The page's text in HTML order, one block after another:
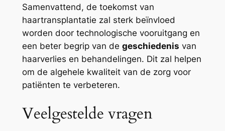
Samenvattend, de toekomst van
haartransplantatie zal sterk beïnvloed
worden door technologische vooruitgang en
een beter begrip van de geschiedenis van
haarverlies en behandelingen. Dit zal helpen
om de algehele kwaliteit van de zorg voor
patiënten te verbeteren.
Veelgestelde vragen